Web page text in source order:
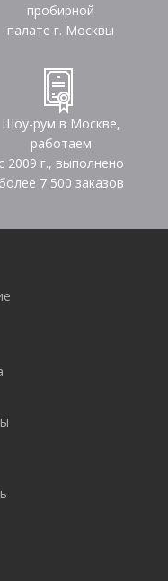
пробирной
палате г. Москвы
Шоу-рум в Москве,
работаем
с 2009 г., выполнено
более 7 500 заказов